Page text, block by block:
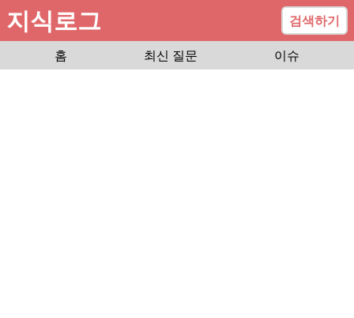
지식로그
검색하기
홈
최신 질문 이슈